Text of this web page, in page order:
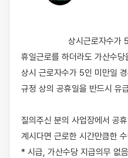
휴일근로를 하더라도 가산수
상시 근로자수가 5인 미만일
규정 상의 공휴일을 반드시 유
질의주신 분의 사업장에서 공
계시다면 근로한 시간만큼한
* 시급, 가산수당 지급의무 없